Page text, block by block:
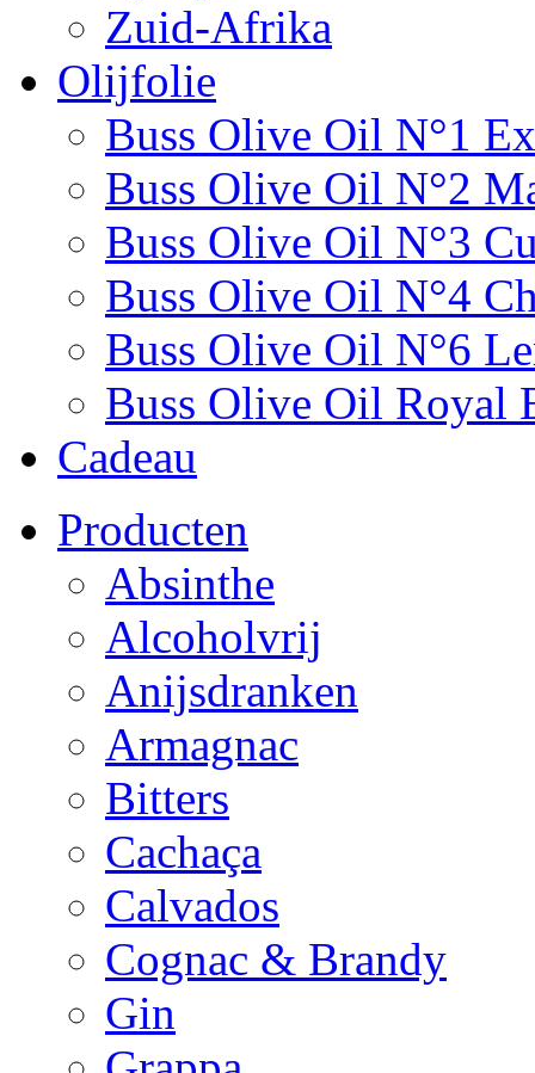
Zuid-Afrika
Olijfolie
Buss Olive Oil N°1
Buss Olive Oil N°2
Buss Olive Oil N°3
Buss Olive Oil N°4
Buss Olive Oil N°6
Buss Olive Oil Royal
Cadeau
Producten
Absinthe
Alcoholvrij
Anijsdranken
Armagnac
Bitters
Cachaça
Calvados
Cognac & Brandy
Gin